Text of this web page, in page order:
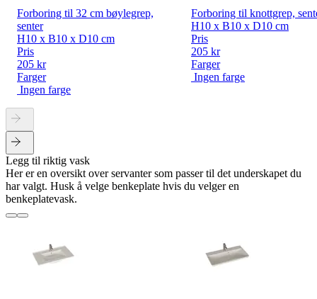
Forboring til 32 cm bøylegrep,
senter
H10 x B10 x D10 cm
Pris
205 kr
Farger
Ingen farge
Forboring til knottgrep,
H10 x B10 x D10 cm
Pris
205 kr
Farger
Ingen farge
Legg til riktig vask
Her er en oversikt over servanter som passer til det underskapet du
har valgt. Husk å velge benkeplate hvis du velger en
benkeplatevask.